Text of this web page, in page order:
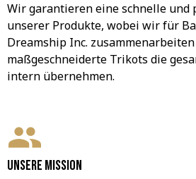
Wir garantieren eine schnelle und
unserer Produkte, wobei wir für
Dreamship Inc.
maßgeschneiderte Trikots die
intern übernehmen.
Unsere Mission